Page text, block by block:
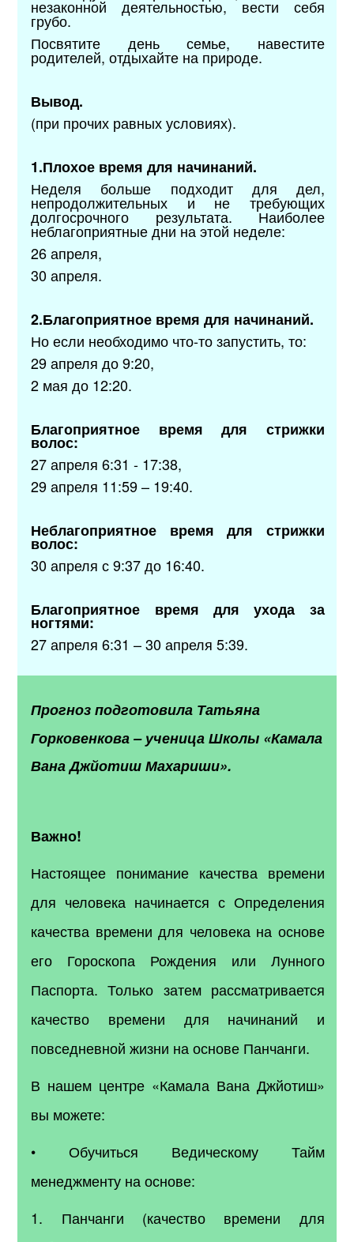
незаконной деятельностью, вести себя
грубо.
Посвятите день семье, навестите
родителей, отдыхайте на природе.
Вывод.
(при прочих равных условиях).
1.Плохое время для начинаний.
Неделя больше подходит для дел,
непродолжительных и не требующих
долгосрочного результата. Наиболее
неблагоприятные дни на этой неделе:
26 апреля,
30 апреля.
2.Благоприятное время для начинаний.
Но если необходимо что-то запустить, то:
29 апреля до 9:20,
2 мая до 12:20.
Благоприятное время для стрижки
волос:
27 апреля 6:31 - 17:38,
29 апреля 11:59 – 19:40.
Неблагоприятное время для стрижки
волос:
30 апреля с 9:37 до 16:40.
Благоприятное время для ухода за
ногтями:
27 апреля 6:31 – 30 апреля 5:39.
Прогноз подготовила Татьяна
Горковенкова – ученица Школы «Камала
Вана Джйотиш Махариши».
Важно!
Настоящее понимание качества времени
для человека начинается с Определения
качества времени для человека на основе
его Гороскопа Рождения или Лунного
Паспорта. Только затем рассматривается
качество времени для начинаний и
повседневной жизни на основе Панчанги.
В нашем центре «Камала Вана Джйотиш»
вы можете:
• Обучиться Ведическому Тайм
менеджменту на основе:
1. Панчанги (качество времени для